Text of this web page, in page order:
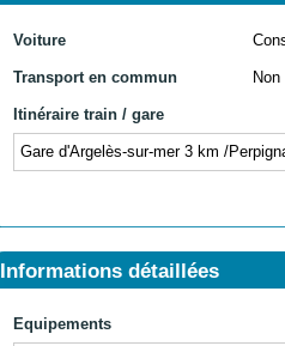
Voiture
Transport en commun Non
Itinéraire train / gare
Gare d'Argelès-sur-mer 3 km /
Informations détaillées
Equipements